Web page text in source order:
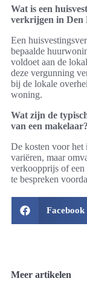
Wat is een
verkrijgen in Den
Een
bepaalde
voldoet aan de
deze vergunning
bij de lokale
woning.
Wat zijn de
van een makelaar?
De kosten voor het
variëren, maar
verkoopprijs of een
te bespreken
Facebook
Meer artikelen